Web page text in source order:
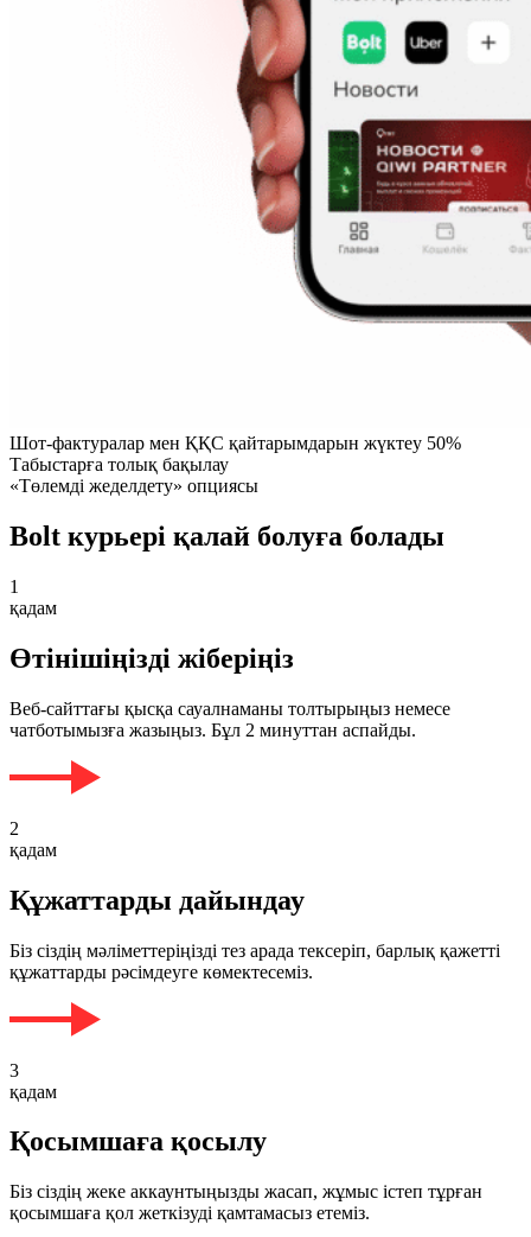
Шот-фактуралар мен ҚҚС қайтарымдарын жүктеу 50%
Табыстарға толық бақылау
«Төлемді жеделдету» опциясы
Bolt курьері қалай болуға болады
1
қадам
Өтінішіңізді жіберіңіз
Веб-сайттағы қысқа сауалнаманы толтырыңыз немесе
чатботымызға жазыңыз. Бұл 2 минуттан аспайды.
2
қадам
Құжаттарды дайындау
Біз сіздің мәліметтеріңізді тез арада тексеріп, барлық қажетті
құжаттарды рәсімдеуге көмектесеміз.
3
қадам
Қосымшаға қосылу
Біз сіздің жеке аккаунтыңызды жасап, жұмыс істеп тұрған
қосымшаға қол жеткізуді қамтамасыз етеміз.